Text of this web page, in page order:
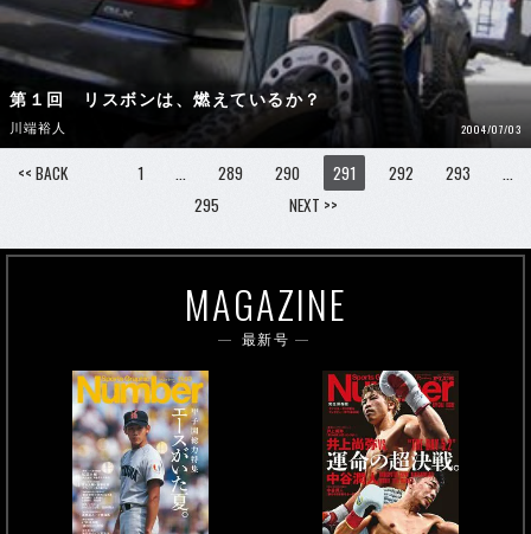
第１回 リスボンは、燃えているか？
川端裕人 2004/07/03
<< BACK 1 … 289 290 291 292 293
…
295
NEXT >>
MAGAZINE
最新号